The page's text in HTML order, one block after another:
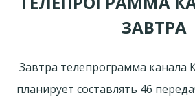
ЗАВТРА
Завтра телепрограмма канала
планирует составлять 46